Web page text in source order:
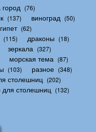
город (76)
(137) виноград (50)
(62)
(115) драконы (18)
зеркала (327)
морская тема (87)
(103) разное (348)
столешниц (202)
столешниц (132)